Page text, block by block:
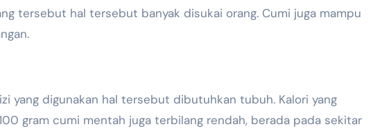
tersebut hal tersebut banyak disukai orang. Cumi juga mampu
yang digunakan hal tersebut dibutuhkan tubuh. Kalori yang
gram cumi mentah juga terbilang rendah, berada pada sekitar